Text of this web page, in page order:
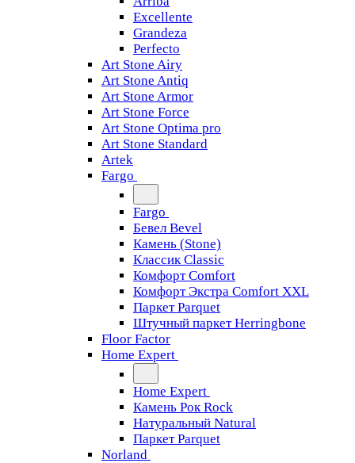
Excellente
Grandeza
Perfecto
Art Stone Airy
Art Stone Antiq
Art Stone Armor
Art Stone Force
Art Stone Optima pro
Art Stone Standard
Artek
Fargo
Fargo
Бевел Bevel
Камень (Stone)
Классик Classic
Комфорт Comfort
Комфорт Экстра Comfort XXL
Паркет Parquet
Штучный паркет Herringbone
Floor Factor
Home Expert
Home Expert
Камень Рок Rock
Натуральный Natural
Паркет Parquet
Norland